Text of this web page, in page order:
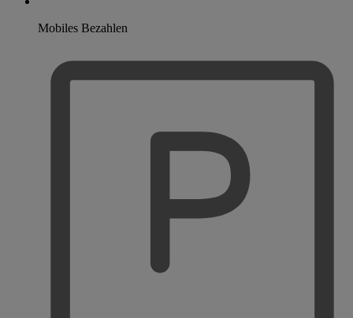
Mobiles Bezahlen